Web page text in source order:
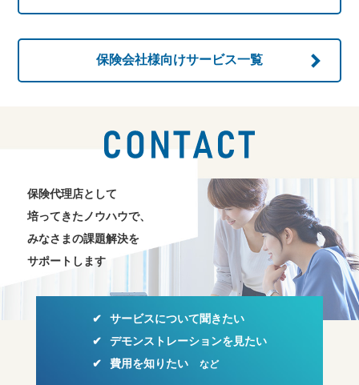
保険会社様向けサービス一覧
お問い合わせ
保険代理店として
培ってきたノウハウで、
みなさまの課題解決を
サポートします
サービスについて聞きたい
デモンストレーションを見たい
費用を知りたい など